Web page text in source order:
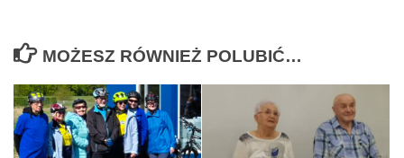
MOŻESZ RÓWNIEŻ POLUBIĆ…